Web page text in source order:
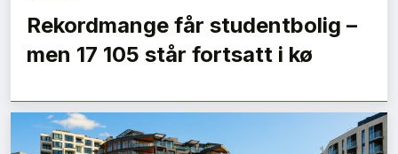
Rekordmange får studentbolig –
men 17 105 står fortsatt i kø